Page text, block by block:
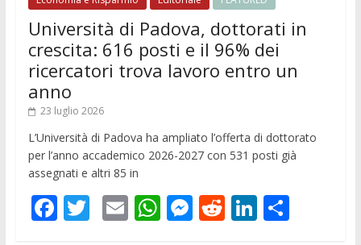
Università di Padova, dottorati in
crescita: 616 posti e il 96% dei
ricercatori trova lavoro entro un
anno
23 luglio 2026
L’Università di Padova ha ampliato l’offerta di dottorato
per l’anno accademico 2026-2027 con 531 posti già
assegnati e altri 85 in
F T E W M R Li C